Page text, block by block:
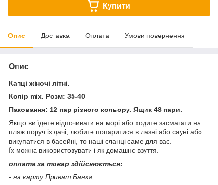
Купити
Опис Доставка Оплата Умови повернення
Опис
Капці жіночі літні.
Колір mix. Розм: 35-40
Паковання: 12 пар різного кольору. Ящик 48 пари.
Якщо ви їдете відпочивати на морі або ходите засмагати на
пляж поруч із дачі, любите попаритися в лазні або сауні або
викупатися в басейні, то наші сланці саме для вас.
Їх можна використовувати і як домашнє взуття.
оплата за товар здійснюється:
- на карту Приват Банка;